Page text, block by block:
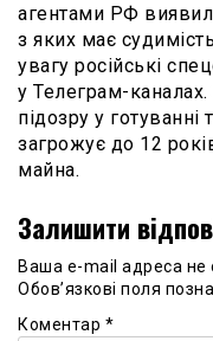
агентами РФ
з яких має
увагу російські
у Телеграм-
підозру у
загрожує до 12
майна.
Залишити
Ваша e-mail адреса не
Обов’язкові поля
Коментар *